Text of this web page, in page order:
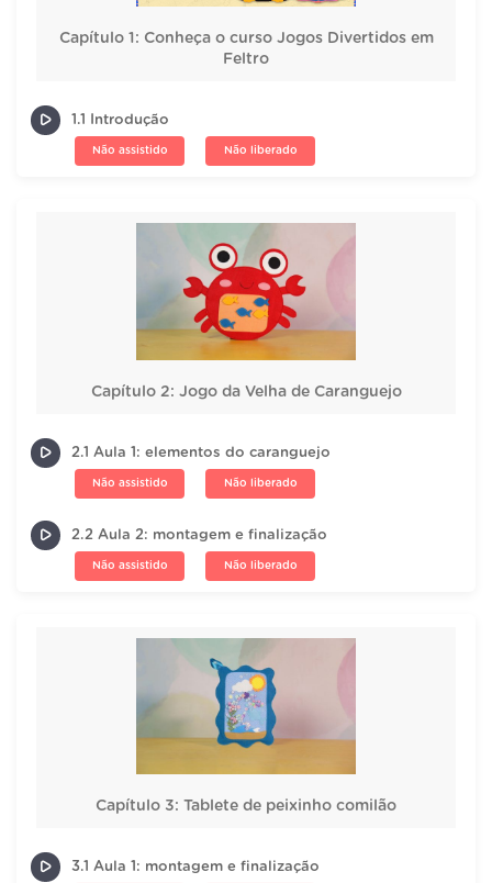
Capítulo 1: Conheça o curso Jogos Divertidos em
Feltro
1.1 Introdução
Não assistido Não liberado
Capítulo 2: Jogo da Velha de Caranguejo
2.1 Aula 1: elementos do caranguejo
Não assistido Não liberado
2.2 Aula 2: montagem e finalização
Não assistido Não liberado
Capítulo 3: Tablete de peixinho comilão
3.1 Aula 1: montagem e finalização